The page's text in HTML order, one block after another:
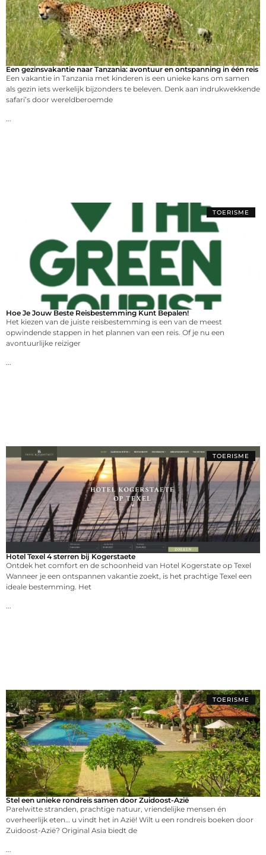
Een gezinsvakantie naar Tanzania: avontuur en ontspanning in één reis
Een vakantie in Tanzania met kinderen is een unieke kans om samen
als gezin iets werkelijk bijzonders te beleven. Denk aan indrukwekkende
safari’s door wereldberoemde
...
TOERISME
Hoe Je Jouw Beste Reisbestemming Kunt Bepalen!
Het kiezen van de juiste reisbestemming is een van de meest
opwindende stappen in het plannen van een reis. Of je nu een
avontuurlijke reiziger
...
TOERISME
Hotel Texel 4 sterren bij Kogerstaete
Ontdek het comfort en de schoonheid van Hotel Kogerstate op Texel
Wanneer je een ontspannen vakantie zoekt, is het prachtige Texel een
ideale bestemming. Het
...
TOERISME
Stel een unieke rondreis samen door Zuidoost-Azië
Parelwitte stranden, prachtige natuur, vriendelijke mensen én
overheerlijk eten… u vindt het in Azië! Wilt u een rondreis boeken door
Zuidoost-Azië? Original Asia biedt de
...